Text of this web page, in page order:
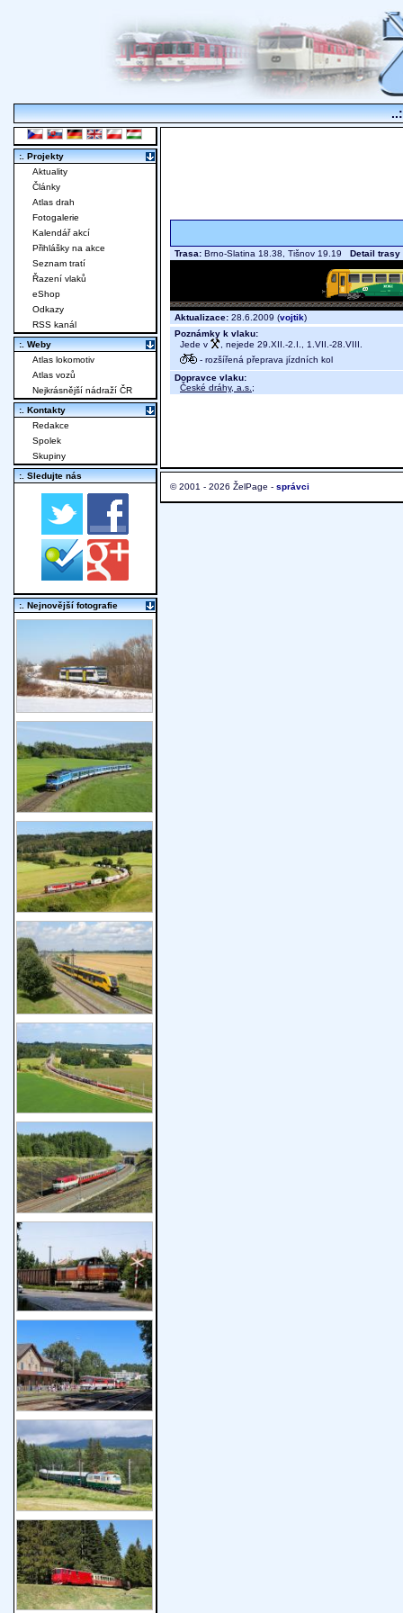
Trasa: Brno-Slatina 18.38, Tišnov 19.19 Detail trasy
Aktualizace: 28.6.2009 (vojtik)
Poznámky k vlaku:
Jede v
, nejede 29.XII.-2.I., 1.VII.-28.VIII.
- rozšířená přeprava jízdních kol
Dopravce vlaku:
České dráhy, a.s. ;
© 2001 - 2026 ŽelPage - správci
:. Projekty
Aktuality
Články
Atlas drah
Fotogalerie
Kalendář akcí
Přihlášky na akce
Seznam tratí
Řazení vlaků
eShop
Odkazy
RSS kanál
:. Weby
Atlas lokomotiv
Atlas vozů
Nejkrásnější nádraží ČR
:. Kontakty
Redakce
Spolek
Skupiny
:. Sledujte nás
:. Nejnovější fotografie